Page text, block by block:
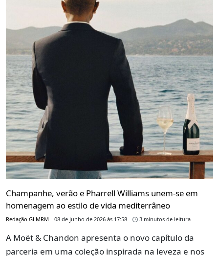
Champanhe, verão e Pharrell Williams unem-se em
homenagem ao estilo de vida mediterrâneo
Redação GLMRM 08 de junho de 2026 às 17:58 3 minutos de leitura
A Moët & Chandon apresenta o novo capítulo da
parceria em uma coleção inspirada na leveza e nos